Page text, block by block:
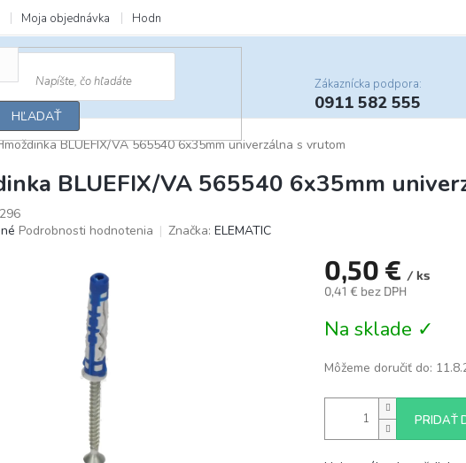
Moja objednávka Hodnotenie obchodu
HĽADAŤ
Zákaznícka podpora:
0911 582 555
BLUEFIX/VA 565540 6x35mm univerzálna s vrutom
BLUEFIX/VA 565540 6x35mm
Podrobnosti hodnotenia Značka: ELEMATIC
0,50 € / ks
0,41 € bez DPH
cena:
Na sklade ✓
Môžeme doručiť do:
PRIDAŤ